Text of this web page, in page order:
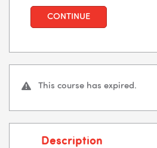
CONTINUE
This course has expired.
Description